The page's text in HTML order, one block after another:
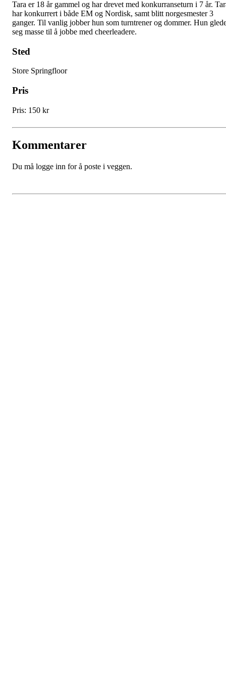
Tara er 18 år gammel og har drevet med konkurranseturn i 7 år.
har konkurrert i både EM og Nordisk, samt blitt norgesmester 3
ganger. Til vanlig jobber hun som turntrener og dommer. Hun
seg masse til å jobbe med cheerleadere.
Sted
Store Springfloor
Pris
Pris: 150 kr
Kommentarer
Du må logge inn for å poste i veggen.